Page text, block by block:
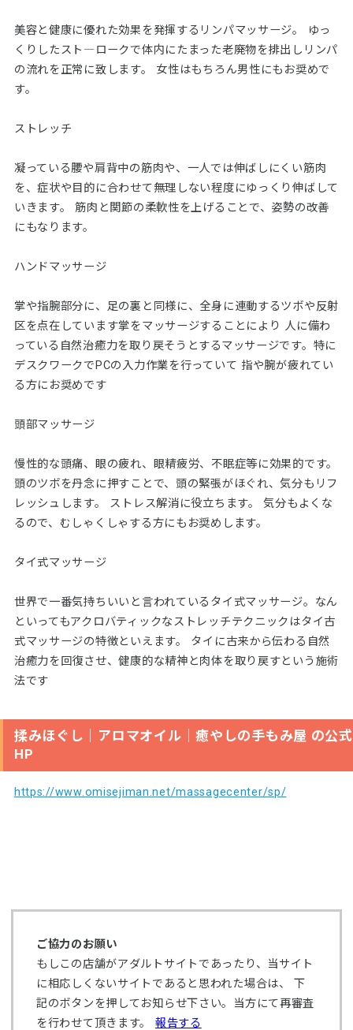
美容と健康に優れた効果を発揮するリンパマッサージ。 ゆっ
くりしたスト―ロークで体内にたまった老廃物を排出しリンパ
の流れを正常に致します。 女性はもちろん男性にもお奨めで
す。
ストレッチ
凝っている腰や肩背中の筋肉や、一人では伸ばしにくい筋肉
を、症状や目的に合わせて無理しない程度にゆっくり伸ばして
いきます。 筋肉と関節の柔軟性を上げることで、姿勢の改善
にもなります。
ハンドマッサージ
掌や指腕部分に、足の裏と同様に、全身に連動するツボや反射
区を点在しています掌をマッサージすることにより 人に備わ
っている自然治癒力を取り戻そうとするマッサージです。特に
デスクワークでPCの入力作業を行っていて 指や腕が疲れてい
る方にお奨めです
頭部マッサージ
慢性的な頭痛、眼の疲れ、眼精疲労、不眠症等に効果的です。
頭のツボを丹念に押すことで、頭の緊張がほぐれ、気分もリフ
レッシュします。 ストレス解消に役立ちます。 気分もよくな
るので、むしゃくしゃする方にもお奨めします。
タイ式マッサージ
世界で一番気持ちいいと言われているタイ式マッサージ。なん
といってもアクロバティックなストレッチテクニックはタイ古
式マッサージの特徴といえます。 タイに古来から伝わる自然
治癒力を回復させ、健康的な精神と肉体を取り戻すという施術
法です
揉みほぐし｜アロマオイル｜癒やしの手もみ屋 の公式
HP
https://www.omisejiman.net/massagecenter/sp/
ご協力のお願い
もしこの店舗がアダルトサイトであったり、当サイト
に相応しくないサイトであると思われた場合は、 下
記のボタンを押してお知らせ下さい。当方にて再審査
を行わせて頂きます。 報告する